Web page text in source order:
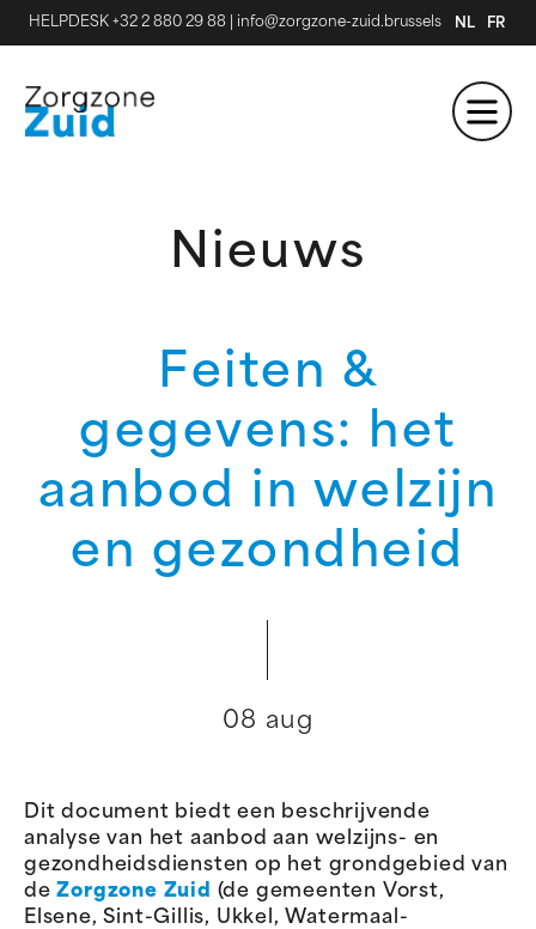
HELPDESK +32 2 880 29 88 info@zorgzone-zuid.brussels NL FR
Nieuws
Feiten &
gegevens: het
aanbod in welzijn
en gezondheid
08 aug
Dit document biedt een beschrijvende
analyse van het aanbod aan welzijns- en
gezondheidsdiensten op het grondgebied van
deZorgzone Zuid (de gemeenten Vorst,
Elsene, Sint-Gillis, Ukkel, Watermaal-